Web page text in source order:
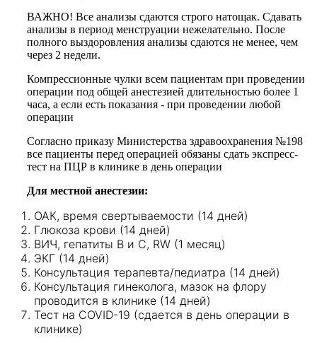
ВАЖНО! Все анализы сдаются строго натощак. Сдавать
анализы в период менструации нежелательно. После
полного выздоровления анализы сдаются не менее, чем
через 2 недели.
Компрессионные чулки всем пациентам при проведении
операции под общей анестезией длительностью более 1
часа, а если есть показания - при проведении любой
операции
Согласно приказу Министерства здравоохранения №198
все пациенты перед операцией обязаны сдать экспресс-
тест на ПЦР в клинике в день операции
Для местной анестезии:
ОАК, время свертываемости (14 дней)
Глюкоза крови (14 дней)
ВИЧ, гепатиты В и С, RW (1 месяц)
ЭКГ (14 дней)
Консультация терапевта/педиатра (14 дней)
Консультация гинеколога, мазок на флору
проводится в клинике (14 дней)
Тест на COVID-19 (сдается в день операции в
клинике)